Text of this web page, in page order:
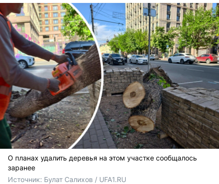
О планах удалить деревья на этом участке сообщалось
заранее
Источник: Булат Салихов / UFA1.RU